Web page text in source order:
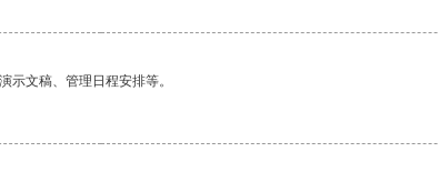
示文稿、管理日程安排等。